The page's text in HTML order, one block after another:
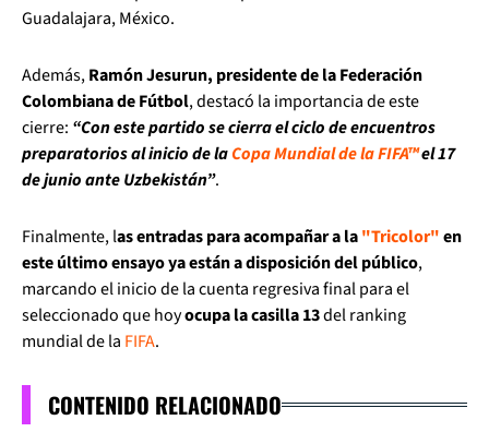
Guadalajara, México.
Además,Ramón Jesurun, presidente de la Federación
Colombiana de Fútbol, destacó la importancia de este
cierre: “Con este partido se cierra el ciclo de encuentros
preparatorios al inicio de laCopa Mundial de la FIFA™el 17
de junio ante Uzbekistán”.
Finalmente, las entradas para acompañar a la"Tricolor"en
este último ensayo ya están a disposición del público,
marcando el inicio de la cuenta regresiva final para el
seleccionado que hoyocupa la casilla 13del ranking
mundial de la FIFA.
CONTENIDO RELACIONADO